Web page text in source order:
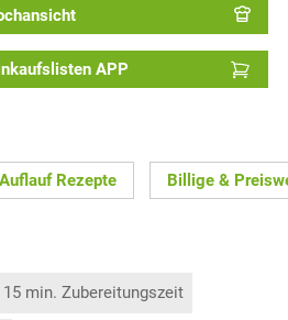
APP
Auflauf Rezepte Billige &
15 min. Zubereitungszeit